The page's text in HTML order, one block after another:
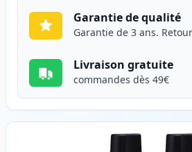
Garantie de qualité
Garantie de 3 ans.
Livraison gratuite
commandes dès 49€